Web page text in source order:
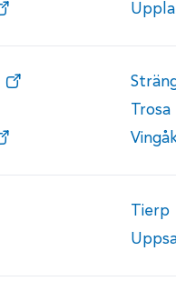
Trosa
Tierp